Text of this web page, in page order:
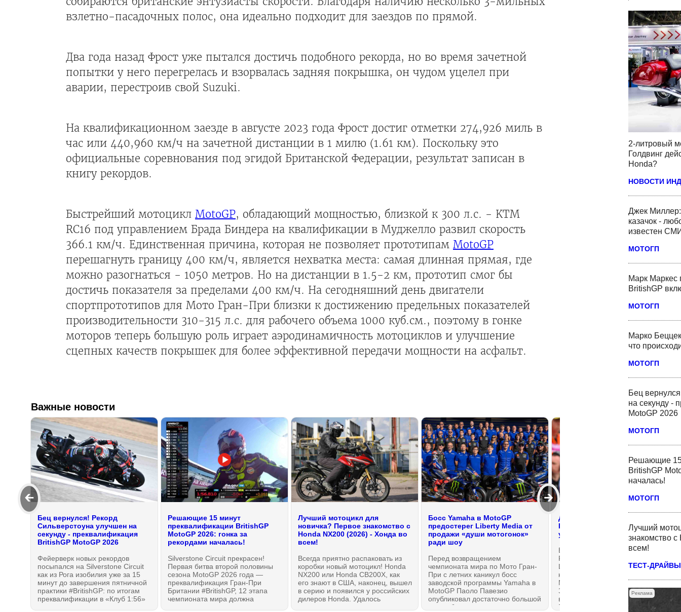
2-литровый
Голдвинг
Honda?
НОВОСТИ
Джек Миллер:
казачок -
известен
МОТОГП
Марк Маркес
BritishGP
МОТОГП
Марко
что
МОТОГП
Бец
на секунду -
MotoGP 2026
МОТОГП
Решающие 15
BritishGP
началась!
МОТОГП
Лучший
знакомство
всем!
ТЕСТ-ДРАЙВЫ
Реклама
взлетно-пасадочных полос, она идеально подходит для заездов по прямой.
Два года назад Фрост уже пытался достичь подобного рекорда, но во время зачетной
попытки у него перегрелась и взорвалась задняя покрышка, он чудом уцелел при
аварии, перестроив свой Suzuki.
На квалификационном заезде в августе 2023 года Фрост достиг отметки 274,926 миль в
час или 440,960 км/ч на зачетной дистанции в 1 милю (1.61 км). Поскольку это
официальные соревнования под эгидой Британской Федерации, результат записан в
книгу рекордов.
Быстрейший мотоцикл MotoGP, обладающий мощностью, близкой к 300 л.с. - KTM
RC16 под управлением Брада Биндера на квалификации в Муджелло развил скорость
366.1 км/ч. Единственная причина, которая не позволяет прототипам MotoGP
перешагнуть границу 400 км/ч, является нехватка места: самая длинная прямая, где
можно разогнаться - 1050 метров. Но на дистанции в 1.5-2 км, прототип смог бы
достичь показателя за пределами 400 км/ч. На сегодняшний день двигатели
спортпрототипов для Мото Гран-При близки к достижению предельных показателей
производительности 310-315 л.с. для рабочего объема 1000 куб.см., поэтому в гонке
моторов теперь большую роль играет аэродинамичность мотоциклов и улучшение
сцепных качеств покрышек для более эффективной передачи мощности на асфальт.
Важные новости
🡰 🡲
Бец вернулся! Рекорд
Сильверстоуна улучшен на
секунду - преквалификация
BritishGP MotoGP 2026
Фейерверк новых рекордов
посыпался на Silverstone Circuit
как из Рога изобилия уже за 15
минут до завершения пятничной
практики #BritishGP: по итогам
преквалификации в «Клуб 1:56»
Решающие 15 минут
преквалификации BritishGP
MotoGP 2026: гонка за
рекордами началась!
Silverstone Circuit прекрасен!
Первая битва второй половины
сезона MotoGP 2026 года —
преквалификация Гран-При
Британии #BritishGP, 12 этапа
чемпионата мира должна
Лучший мотоцикл для
новичка? Первое знакомство с
Honda NX200 (2026) - Хонда во
всем!
Всегда приятно распаковать из
коробки новый мотоцикл! Honda
NX200 или Honda CB200X, как
его знают в США, наконец, вышел
в серию и появился у российских
дилеров Honda. Удалось
Босс Yamaha в MotoGP
предостерег Liberty Media от
продажи «души мотогонок»
ради шоу
Перед возвращением
чемпионата мира по Мото Гран-
При с летних каникул босс
заводской программы Yamaha в
MotoGP Паоло Павезио
опубликовал достаточно большой
видео-блог из серии
Директор KTM Tech3 MotoGP
Гюнтер Штайнер: Виньялес не
уволен... на данный момент
Бывший директор команды HAAS
F1 из Формулы-1 Гюнтер
Штайнер теперь во всю рулит
командой Королевского класса
Мото Гран-При Tech3 Racing.
Заводской саттелит KTM вступил
во вторую половину сезона
MotoGP 2026 года необычным